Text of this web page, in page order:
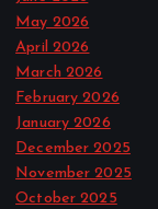
May 2026
April 2026
March 2026
February 2026
January 2026
December 2025
November 2025
October 2025